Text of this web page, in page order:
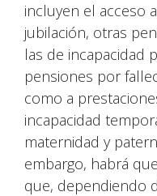
incluyen el acceso
jubilación, otras
las de incapacidad
pensiones por
como a
incapacidad
maternidad y
embargo, habrá
que, dependiendo